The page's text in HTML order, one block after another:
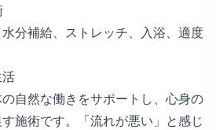
分補給、ストレッチ、入浴、適度
自然な働きをサポートし、心身の
施術です。「流れが悪い」と感じ